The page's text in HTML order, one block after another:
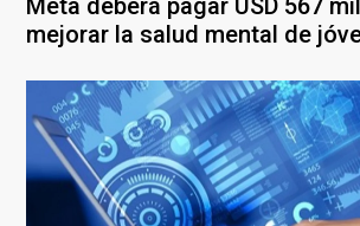
Meta deberá pagar USD 567
mejorar la salud mental de